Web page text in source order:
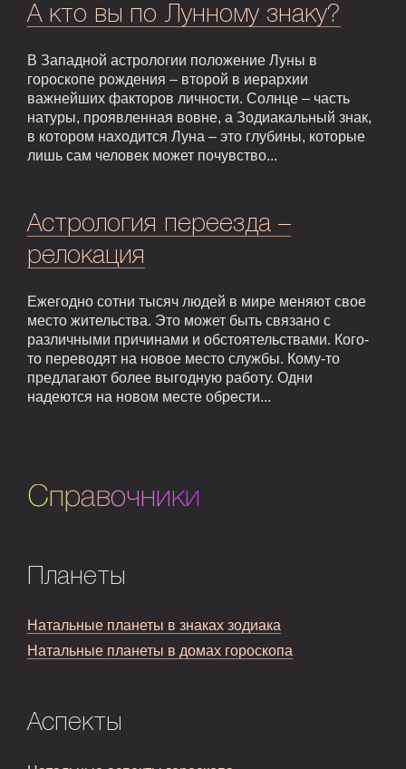
А кто вы по Лунному знаку?
В Западной астрологии положение Луны в
гороскопе рождения – второй в иерархии
важнейших факторов личности. Солнце – часть
натуры, проявленная вовне, а Зодиакальный знак,
в котором находится Луна – это глубины, которые
лишь сам человек может почувство...
Астрология переезда –
релокация
Ежегодно сотни тысяч людей в мире меняют свое
место жительства. Это может быть связано с
различными причинами и обстоятельствами. Кого-
то переводят на новое место службы. Кому-то
предлагают более выгодную работу. Одни
надеются на новом месте обрести...
Справочники
Планеты
Натальные планеты в знаках зодиака
Натальные планеты в домах гороскопа
Аспекты